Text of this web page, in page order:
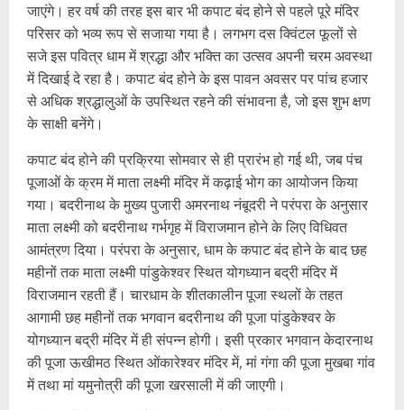
जाएंगे। हर वर्ष की तरह इस बार भी कपाट बंद होने से पहले पूरे मंदिर
परिसर को भव्य रूप से सजाया गया है। लगभग दस क्विंटल फूलों से
सजे इस पवित्र धाम में श्रद्धा और भक्ति का उत्सव अपनी चरम अवस्था
में दिखाई दे रहा है। कपाट बंद होने के इस पावन अवसर पर पांच हजार
से अधिक श्रद्धालुओं के उपस्थित रहने की संभावना है, जो इस शुभ क्षण
के साक्षी बनेंगे।
कपाट बंद होने की प्रक्रिया सोमवार से ही प्रारंभ हो गई थी, जब पंच
पूजाओं के क्रम में माता लक्ष्मी मंदिर में कढ़ाई भोग का आयोजन किया
गया। बदरीनाथ के मुख्य पुजारी अमरनाथ नंबूदरी ने परंपरा के अनुसार
माता लक्ष्मी को बदरीनाथ गर्भगृह में विराजमान होने के लिए विधिवत
आमंत्रण दिया। परंपरा के अनुसार, धाम के कपाट बंद होने के बाद छह
महीनों तक माता लक्ष्मी पांडुकेश्वर स्थित योगध्यान बद्री मंदिर में
विराजमान रहती हैं। चारधाम के शीतकालीन पूजा स्थलों के तहत
आगामी छह महीनों तक भगवान बदरीनाथ की पूजा पांडुकेश्वर के
योगध्यान बद्री मंदिर में ही संपन्न होगी। इसी प्रकार भगवान केदारनाथ
की पूजा ऊखीमठ स्थित ओंकारेश्वर मंदिर में, मां गंगा की पूजा मुखबा गांव
में तथा मां यमुनोत्री की पूजा खरसाली में की जाएगी।